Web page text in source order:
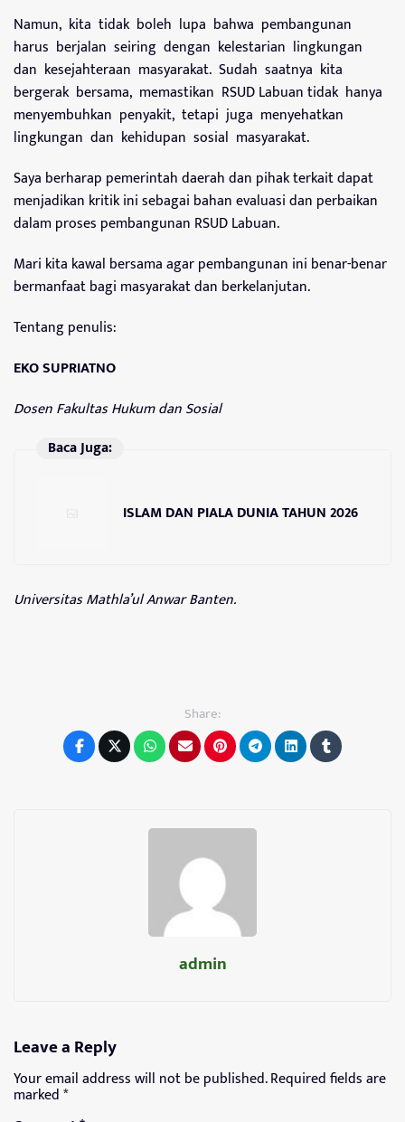
Namun, kita tidak boleh lupa bahwa pembangunan
harus berjalan seiring dengan kelestarian lingkungan
dan kesejahteraan masyarakat. Sudah saatnya kita
bergerak bersama, memastikan RSUD Labuan tidak hanya
menyembuhkan penyakit, tetapi juga menyehatkan
lingkungan dan kehidupan sosial masyarakat.
Saya berharap pemerintah daerah dan pihak terkait dapat
menjadikan kritik ini sebagai bahan evaluasi dan perbaikan
dalam proses pembangunan RSUD Labuan.
Mari kita kawal bersama agar pembangunan ini benar-benar
bermanfaat bagi masyarakat dan berkelanjutan.
Tentang penulis:
EKO SUPRIATNO
Dosen Fakultas Hukum dan Sosial
Baca Juga:
ISLAM DAN PIALA DUNIA TAHUN 2026
Universitas Mathla’ul Anwar Banten.
Share:
admin
Leave a Reply
Your email address will not be published.Required fields are
marked*